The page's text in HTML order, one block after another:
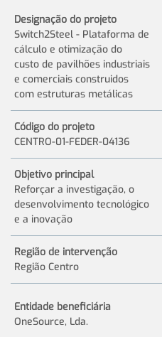
Designação do projeto
Switch2Steel - Plataforma de
cálculo e otimização do
custo de pavilhões industriais
e comerciais construidos
com estruturas metálicas
Código do projeto
CENTRO-01-FEDER-04136
Objetivo principal
Reforçar a investigação, o
desenvolvimento tecnológico
e a inovação
Região de intervenção
Região Centro
Entidade beneficiária
OneSource, Lda.